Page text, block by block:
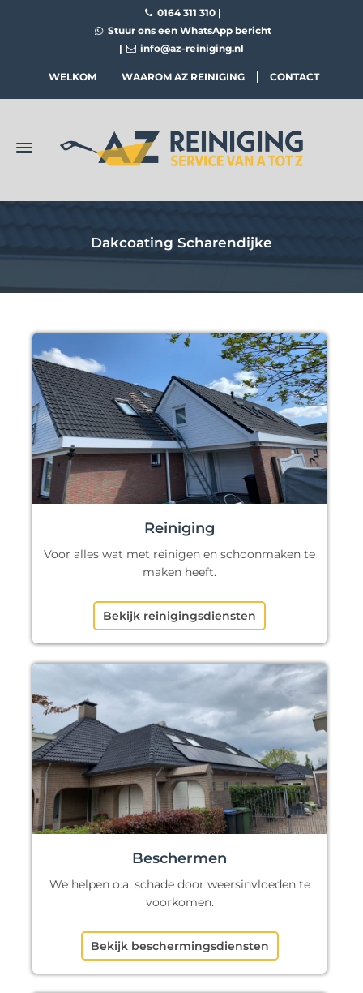
0164 311 310 |
Stuur ons een WhatsApp bericht
|
info@az-reiniging.nl
WELKOM WAAROM AZ REINIGING CONTACT
Dakcoating Scharendijke
Reiniging
Voor alles wat met reinigen en schoonmaken te
maken heeft.
Bekijk reinigingsdiensten
Beschermen
We helpen o.a. schade door weersinvloeden te
voorkomen.
Bekijk beschermingsdiensten